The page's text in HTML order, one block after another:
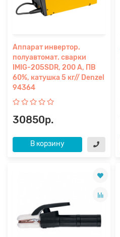
Аппарат инвертор.
полуавтомат. cварки
IMIG-205SDR, 200 А, ПВ
60%, катушка 5 кг// Denzel
94364
30850р.
В корзину